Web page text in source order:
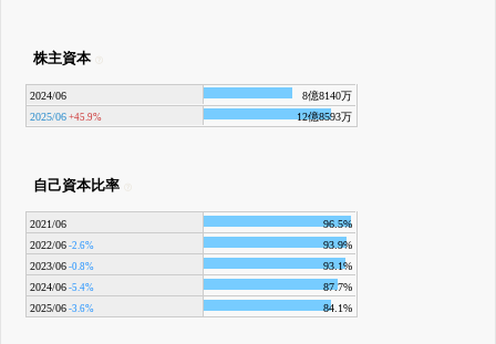
株主資本
2024/06
8億8140万
2025/06 +45.9% 12億8593万
自己資本比率
2021/06
96.5%
2022/06 -2.6%
93.9%
2023/06 -0.8%
93.1%
2024/06 -5.4%
87.7%
2025/06 -3.6% 84.1%